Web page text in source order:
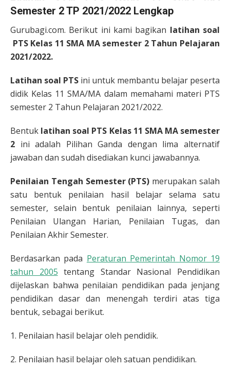
Semester 2 TP 2021/2022 Lengkap
Gurubagi.com. Berikut ini kami bagikan latihan soal
PTS Kelas 11 SMA MA semester 2 Tahun Pelajaran
2021/2022.
Latihan soal PTS ini untuk membantu belajar peserta
didik Kelas 11 SMA/MA dalam memahami materi PTS
semester 2 Tahun Pelajaran 2021/2022.
Bentuk latihan soal PTS Kelas 11 SMA MA semester
2 ini adalah Pilihan Ganda dengan lima alternatif
jawaban dan sudah disediakan kunci jawabannya.
Penilaian Tengah Semester (PTS) merupakan salah
satu bentuk penilaian hasil belajar selama satu
semester, selain bentuk penilaian lainnya, seperti
Penilaian Ulangan Harian, Penilaian Tugas, dan
Penilaian Akhir Semester.
Berdasarkan pada Peraturan Pemerintah Nomor 19
tahun 2005 tentang Standar Nasional Pendidikan
dijelaskan bahwa penilaian pendidikan pada jenjang
pendidikan dasar dan menengah terdiri atas tiga
bentuk, sebagai berikut.
1. Penilaian hasil belajar oleh pendidik.
2. Penilaian hasil belajar oleh satuan pendidikan.